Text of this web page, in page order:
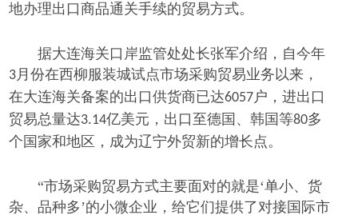
地办理出口商品通关手续的贸易方式。
据大连海关口岸监管处处长张军介绍，自今年
3月份在西柳服装城试点市场采购贸易业务以来，
在大连海关备案的出口供货商已达6057户，进出口
贸易总量达3.14亿美元，出口至德国、韩国等80多
个国家和地区，成为辽宁外贸新的增长点。
“市场采购贸易方式主要面对的就是‘单小、货
杂、品种多’的小微企业，给它们提供了对接国际市